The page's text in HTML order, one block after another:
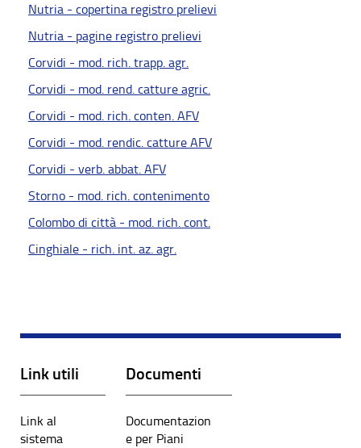
Nutria - copertina registro prelievi
Nutria - pagine registro prelievi
Corvidi - mod. rich. trapp. agr.
Corvidi - mod. rend. catture agric.
Corvidi - mod. rich. conten. AFV
Corvidi - mod. rendic. catture AFV
Corvidi - verb. abbat. AFV
Storno - mod. rich. contenimento
Colombo di città - mod. rich. cont.
Cinghiale - rich. int. az. agr.
Link utili
Link al
sistema
Documenti
Documentazion
e per Piani